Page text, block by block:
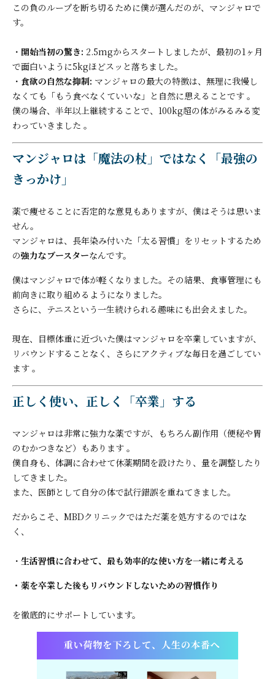
この負のループを断ち切るために僕が選んだのが、マンジャロで
す。
・ 開始当初の驚き: 2.5mgからスタートしましたが、最初の1ヶ月
で面白いように5kgほどスッと落ちました。
・ 食欲の自然な抑制: マンジャロの最大の特徴は、無理に我慢し
なくても「もう食べなくていいな」と自然に思えることです 。
僕の場合、半年以上継続することで、100kg超の体がみるみる変
わっていきました 。
マンジャロは「魔法の杖」ではなく「最強の
きっかけ」
薬で痩せることに否定的な意見もありますが、僕はそうは思いま
せん。
マンジャロは、長年染み付いた「太る習慣」をリセットするため
の強力なブースターなんです。
僕はマンジャロで体が軽くなりました。その結果、食事管理にも
前向きに取り組めるようになりました。
さらに、テニスという一生続けられる趣味にも出会えました。
現在、目標体重に近づいた僕はマンジャロを卒業していますが、
リバウンドすることなく、さらにアクティブな毎日を過ごしてい
ます 。
正しく使い、正しく「卒業」する
マンジャロは非常に強力な薬ですが、もちろん副作用（便秘や胃
のむかつきなど）もあります 。
僕自身も、体調に合わせて休薬期間を設けたり、量を調整したり
してきました。
また、医師として自分の体で試行錯誤を重ねてきました。
だからこそ、MBDクリニックではただ薬を処方するのではな
く、
・ 生活習慣に合わせて、最も効率的な使い方を一緒に考える
・薬を卒業した後もリバウンドしないための習慣作り
を徹底的にサポートしています。